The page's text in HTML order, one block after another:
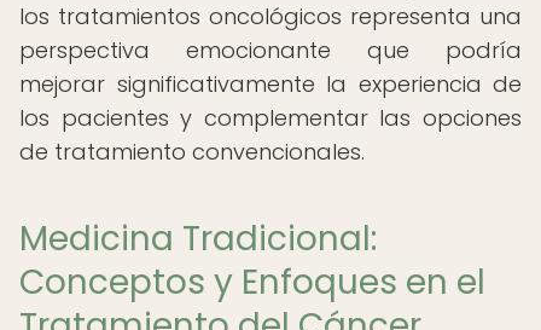
los tratamientos oncológicos representa una
perspectiva emocionante que podría
mejorar significativamente la experiencia de
los pacientes y complementar las opciones
de tratamiento convencionales.
Medicina Tradicional:
Conceptos y Enfoques en el